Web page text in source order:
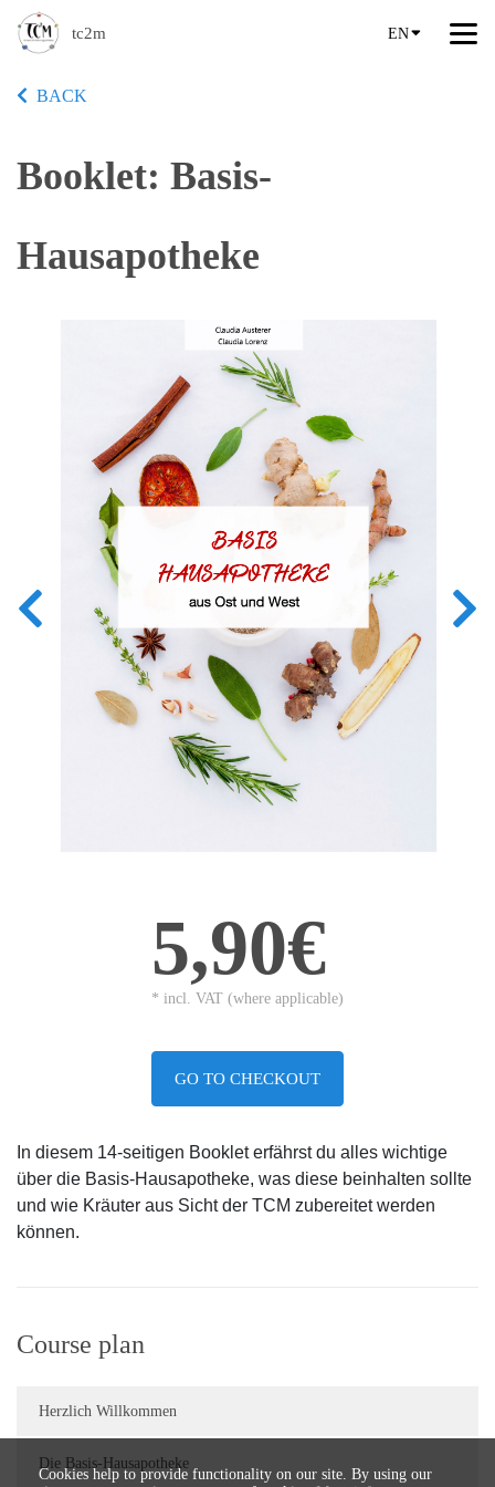
tc2m EN
BACK
Booklet: Basis-
Hausapotheke
5,90€
* incl. VAT (where applicable)
GO TO CHECKOUT
In diesem 14-seitigen Booklet erfährst du alles wichtige
über die Basis-Hausapotheke, was diese beinhalten sollte
und wie Kräuter aus Sicht der TCM zubereitet werden
können.
Course plan
Herzlich Willkommen
Die Basis-Hausapotheke
Cookies help to provide functionality on our site. By using our